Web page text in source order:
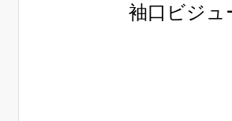
袖口ビジュ